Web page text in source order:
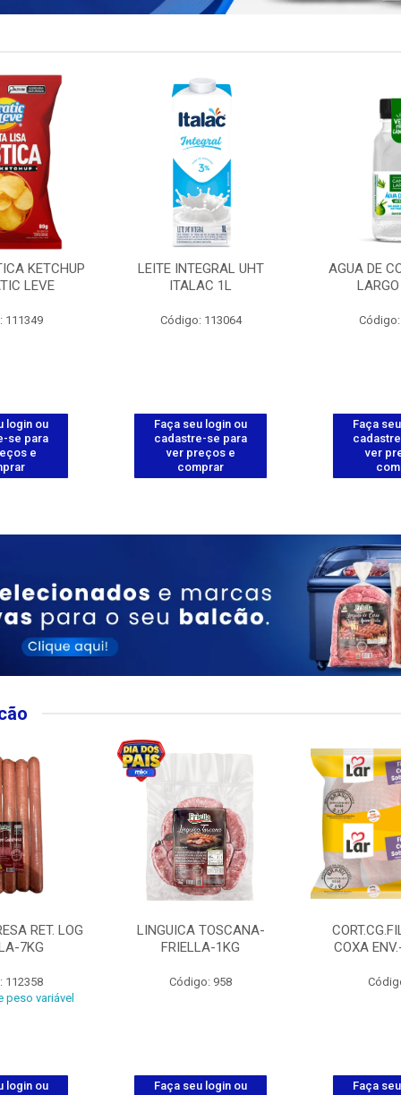
KETCHUP
LEVE
111349
login ou
se para
e
LEITE INTEGRAL UHT
ITALAC 1L
Código: 113064
Faça seu login ou
cadastre-se para
ver preços e
comprar
AGUA DE
Código:
Faça
ver
RET. LOG
7KG
112358
peso variável
login ou
LINGUICA TOSCANA-
FRIELLA-1KG
Código: 958
Faça seu login ou
COXA
Faça